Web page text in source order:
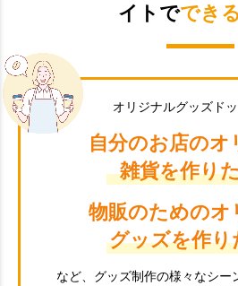
イトでできる
オリジナルグッズド
自分のお店のオ
雑貨を作り
物販のためのオ
グッズを作り
など、グッズ制作の様々なシー